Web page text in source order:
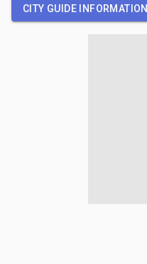
CITY GUIDE INFORMATION